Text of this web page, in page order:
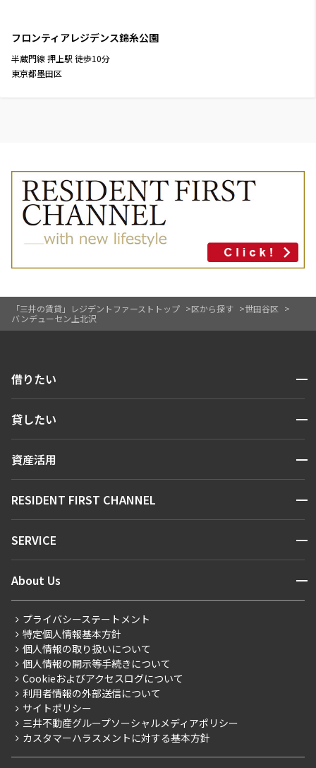
「三井の賃貸」レジデントファーストトップ 区から探す
世田谷区
バンデューセン上北沢
フロンティアレジデンス錦糸公園
半蔵門線 押上駅 徒歩10分
東京都墨田区
借りたい 開閉
人気エリアから探す
新着情報から探す
新着募集情報
こだわりから探す
こだわり一覧
プレミアムマンション
新築
当社限定（港区・渋谷区）
当社限定（港区・渋谷区以外）
三井不動産企画
貸したい 開閉
お問い合わせ
資産活用 開閉
お問い合わせ
RESIDENT FIRST CHANNEL 開閉
マンションレポート
住まいのコラム
SERVICE 開閉
会員ページ
ご入居・提携サービス
お部屋探しからご契約まで
よくあるご質問
社宅紹介
【仲介会社様向け】当社仲介事業部取り扱い物件入居申込
About Us 開閉
会社情報
事業案内
採用情報
ニュースリリース
お問い合わせ
プライバシーステートメント
特定個人情報基本方針
個人情報の取り扱いについて
個人情報の開示等手続きについて
Cookieおよびアクセスログについて
利用者情報の外部送信について
サイトポリシー
三井不動産グループソーシャルメディアポリシー
カスタマーハラスメントに対する基本方針